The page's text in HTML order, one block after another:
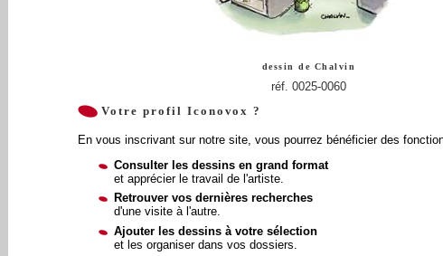
dessin de Chalvin
réf. 0025-0060
Votre profil Iconovox ?
En vous inscrivant sur notre site, vous pourrez bénéficier des
Consulter les dessins en grand format
et apprécier le travail de l'artiste.
Retrouver vos dernières recherches
d'une visite à l'autre.
Ajouter les dessins à votre sélection
et les organiser dans vos dossiers.